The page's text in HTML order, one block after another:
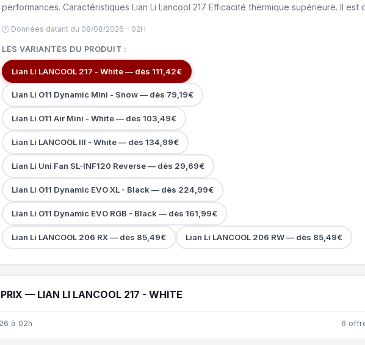
performances. Caractéristiques Lian Li Lancool 217 Efficacité thermique supérieure. Il est
🕐 Données datant du 08/08/2026 – 02H
LES VARIANTES DU PRODUIT :
Lian Li LANCOOL 217 - White — dès 111,42€
Lian Li O11 Dynamic Mini - Snow — dès 79,19€
Lian Li O11 Air Mini - White — dès 103,49€
Lian Li LANCOOL III - White — dès 134,99€
Lian Li Uni Fan SL-INF120 Reverse — dès 29,69€
Lian Li O11 Dynamic EVO XL - Black — dès 224,99€
Lian Li O11 Dynamic EVO RGB - Black — dès 161,99€
Lian Li LANCOOL 206 RX — dès 85,49€ Lian Li LANCOOL 206 RW — dès 85,49€
— LIAN LI LANCOOL 217 - WHITE
à 02h 6